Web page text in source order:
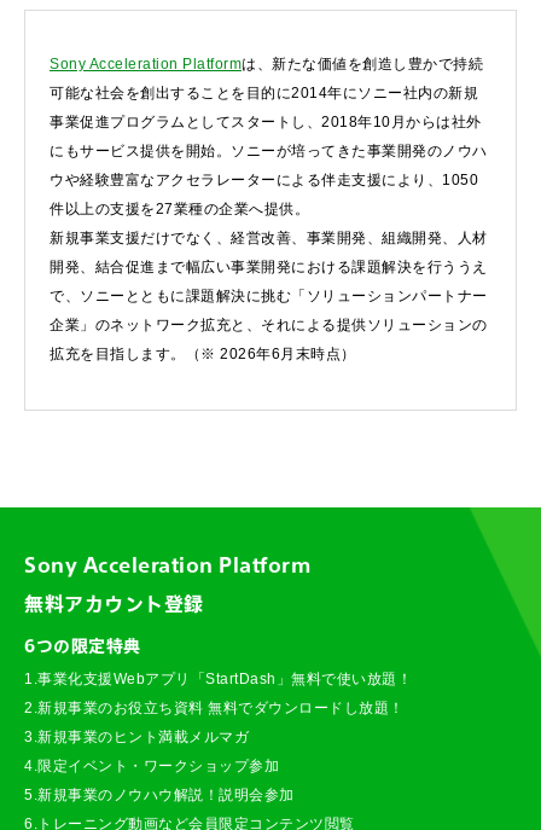
Sony Acceleration Platformは、新たな価値を創造し豊かで持続
可能な社会を創出することを目的に2014年にソニー社内の新規
事業促進プログラムとしてスタートし、2018年10月からは社外
にもサービス提供を開始。ソニーが培ってきた事業開発のノウハ
ウや経験豊富なアクセラレーターによる伴走支援により、1050
件以上の支援を27業種の企業へ提供。
新規事業支援だけでなく、経営改善、事業開発、組織開発、人材
開発、結合促進まで幅広い事業開発における課題解決を行ううえ
で、ソニーとともに課題解決に挑む「ソリューションパートナー
企業」のネットワーク拡充と、それによる提供ソリューションの
拡充を目指します。（※ 2026年6月末時点）
Sony Acceleration Platform
無料アカウント登録
6つの限定特典
1.事業化支援Webアプリ「StartDash」無料で使い放題！
2.新規事業のお役立ち資料 無料でダウンロードし放題！
3.新規事業のヒント満載メルマガ
4.限定イベント・ワークショップ参加
5.新規事業のノウハウ解説！説明会参加
6.トレーニング動画など会員限定コンテンツ閲覧